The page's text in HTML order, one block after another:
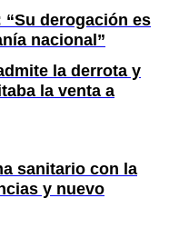
derogación es
nacional”
la derrota y
la venta a
sanitario con la
y nuevo